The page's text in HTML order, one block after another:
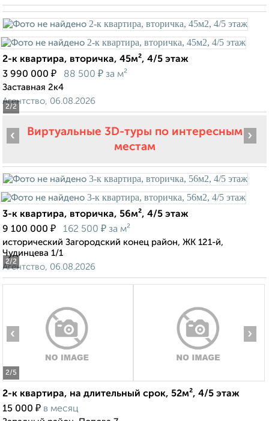
2/2
2-к квартира, вторичка, 45м², 4/5 этаж
3 990 000 ₽ 88 500 ₽ за м²
Заставная 2к4
Агентство, 06.08.2026
Виртуальные 3D-туры по интересным
местам
2/2
‹ ›
3-к квартира, вторичка, 56м², 4/5 этаж
9 100 000 ₽ 162 500 ₽ за м²
исторический Загородский конец район, ЖК 121-й,
Чудинцева 1/1
Агентство, 06.08.2026
2/5
‹ ›
2-к квартира, на длительный срок, 52м², 4/5 этаж
15 000 ₽ в месяц